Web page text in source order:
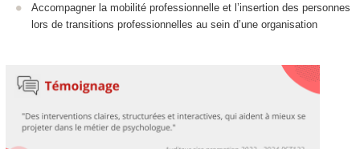
Accompagner la mobilité professionnelle et l’insertion des personnes
lors de transitions professionnelles au sein d’une organisation